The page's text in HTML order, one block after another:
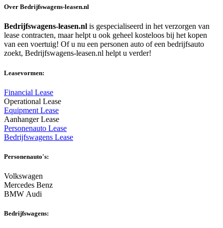
Over Bedrijfswagens-leasen.nl
Bedrijfswagens-leasen.nl is gespecialiseerd in het verzorgen van
lease contracten, maar helpt u ook geheel kosteloos bij het kopen
van een voertuig! Of u nu een personen auto of een bedrijfsauto
zoekt, Bedrijfswagens-leasen.nl helpt u verder!
Leasevormen:
Financial Lease
Operational Lease
Equipment Lease
Aanhanger Lease
Personenauto Lease
Bedrijfswagens Lease
Personenauto's:
Volkswagen
Mercedes Benz
BMW Audi
Bedrijfswagens: